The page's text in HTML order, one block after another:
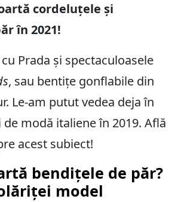
cordeluțele și
în 2021!
Prada și spectaculoasele
, sau bentițe gonflabile din
Le-am putut vedea deja în
de modă italiene în 2019. Află
acest subiect!
bendițele de păr?
model